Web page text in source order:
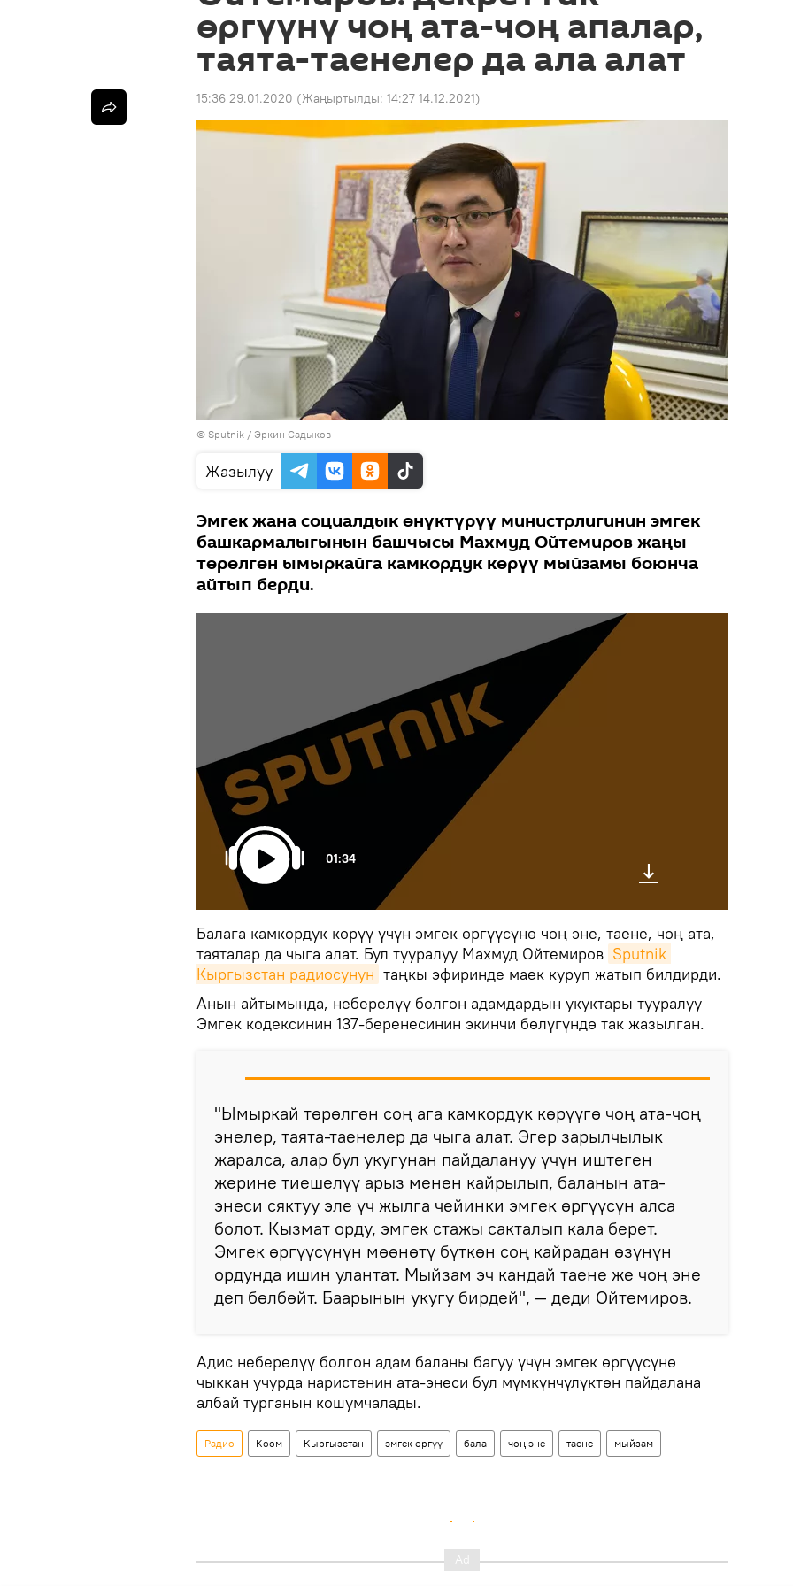
өргүүнү чоң ата-чоң апалар,
таята-таенелер да ала алат
15:36 29.01.2020 (Жаңыртылды: 14:27 14.12.2021)
© Sputnik / Эркин Садыков
Жазылуу
Эмгек жана социалдык өнүктүрүү министрлигинин эмгек
башкармалыгынын башчысы Махмуд Ойтемиров жаңы
төрөлгөн ымыркайга камкордук көрүү мыйзамы боюнча
айтып берди.
01:34
Балага камкордук көрүү үчүн эмгек өргүүсүнө чоң эне, таене, чоң ата,
таяталар да чыга алат. Бул тууралуу Махмуд Ойтемиров Sputnik
Кыргызстан радиосунун таңкы эфиринде маек куруп жатып билдирди.
Анын айтымында, неберелүү болгон адамдардын укуктары тууралуу
Эмгек кодексинин 137-беренесинин экинчи бөлүгүндө так жазылган.
"Ымыркай төрөлгөн соң ага камкордук көрүүгө чоң ата-чоң
энелер, таята-таенелер да чыга алат. Эгер зарылчылык
жаралса, алар бул укугунан пайдалануу үчүн иштеген
жерине тиешелүү арыз менен кайрылып, баланын ата-
энеси сяктуу эле үч жылга чейинки эмгек өргүүсүн алса
болот. Кызмат орду, эмгек стажы сакталып кала берет.
Эмгек өргүүсүнүн мөөнөтү бүткөн соң кайрадан өзүнүн
ордунда ишин улантат. Мыйзам эч кандай таене же чоң эне
деп бөлбөйт. Баарынын укугу бирдей", — деди Ойтемиров.
Адис неберелүү болгон адам баланы багуу үчүн эмгек өргүүсүнө
чыккан учурда наристенин ата-энеси бул мүмкүнчүлүктөн пайдалана
албай турганын кошумчалады.
Радио Коом Кыргызстан эмгек өргүү бала чоң эне таене мыйзам